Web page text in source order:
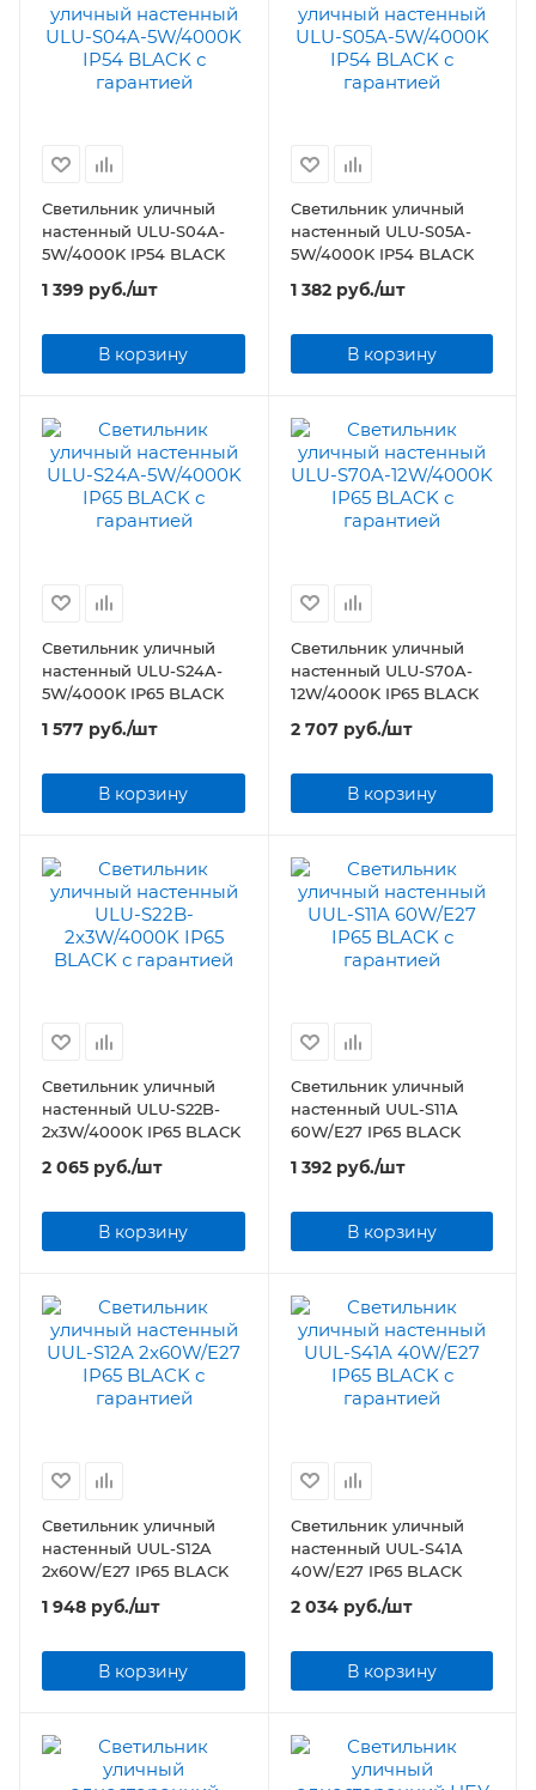
Светильник уличный
настенный ULU-S04A-
5W/4000K IP54 BLACK
1 399 руб./шт
В корзину
Светильник уличный
настенный ULU-S05A-
5W/4000K IP54 BLACK
1 382руб./шт
В корзину
Светильник уличный
настенный ULU-S24A-
5W/4000K IP65 BLACK
1 577 руб./шт
В корзину
Светильник уличный
настенный ULU-S70A-
12W/4000K IP65 BLACK
2 707руб./шт
В корзину
Светильник уличный
настенный ULU-S22B-
2x3W/4000K IP65 BLACK
2 065 руб./шт
В корзину
Светильник уличный
настенный UUL-S11A
60W/E27 IP65 BLACK
1 392руб./шт
В корзину
Светильник уличный
настенный UUL-S12A
2x60W/E27 IP65 BLACK
1 948 руб./шт
В корзину
Светильник уличный
настенный UUL-S41A
40W/E27 IP65 BLACK
2 034руб./шт
В корзину